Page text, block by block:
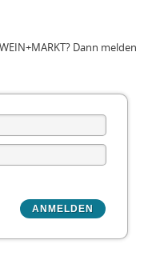
Dann melden